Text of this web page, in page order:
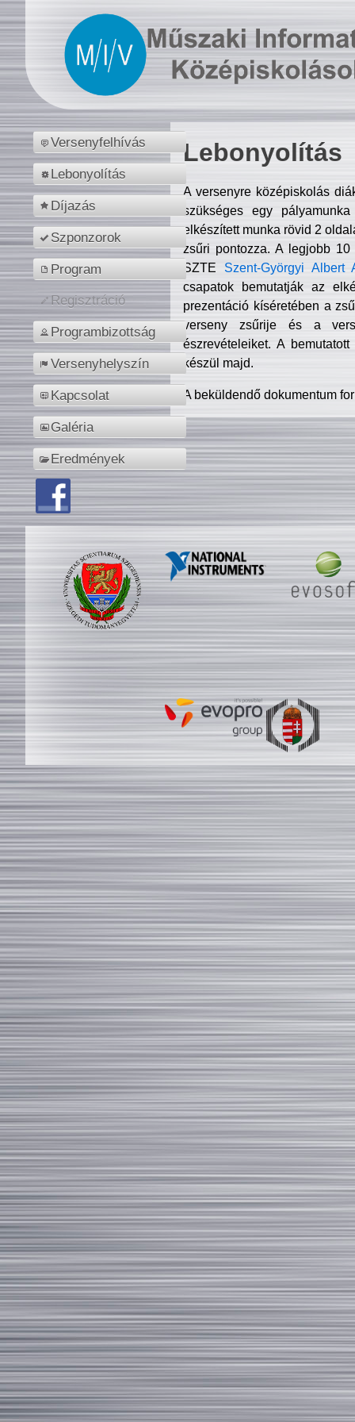
Versenyfelhívás
Lebonyolítás
Díjazás
Szponzorok
Program
Regisztráció
Programbizottság
Versenyhelyszín
Kapcsolat
Galéria
Eredmények
Lebonyolítás
A versenyre középiskolás
szükséges egy
elkészített munka rövid 2
zsűri pontozza. A legjobb
SZTE Szent-Györgyi Albert
csapatok bemutatják az
prezentáció kíséretében a
verseny zsűrije és a
észrevételeiket. A
készül majd.
A beküldendő dokumentum